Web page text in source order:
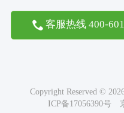
客服热线 400-
Copyright Reserved ©
ICP备17056390号